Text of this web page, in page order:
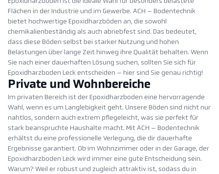
Flächen in der Industrie und im Gewerbe. ACH – Bodentechnik
bietet hochwertige Epoxidharzböden an, die sowohl
chemikalienbeständig als auch abriebfest sind. Das bedeutet,
dass diese Böden selbst bei starker Nutzung und hohen
Belastungen über lange Zeit hinweg ihre Qualität behalten. Wenn
Sie nach einer dauerhaften Lösung suchen, sollten Sie sich für
Epoxidharzboden Leck entscheiden – hier sind Sie genau richtig!
Private und Wohnbereiche
Im privaten Bereich ist der Epoxidharzboden eine hervorragende
Wahl, wenn es um Langlebigkeit geht. Unsere Böden sind nicht nur
nahtlos, sondern auch extrem pflegeleicht, was sie perfekt für
stark beanspruchte Haushalte macht. Mit ACH – Bodentechnik
erhältst du eine professionelle Verlegung, die dir dauerhafte
Ergebnisse garantiert. Ob im Wohnzimmer oder in der Garage, der
Epoxidharzboden Leck wird immer eine gute Entscheidung sein.
Warum? Weil er robust und zugleich attraktiv ist, sodass du in